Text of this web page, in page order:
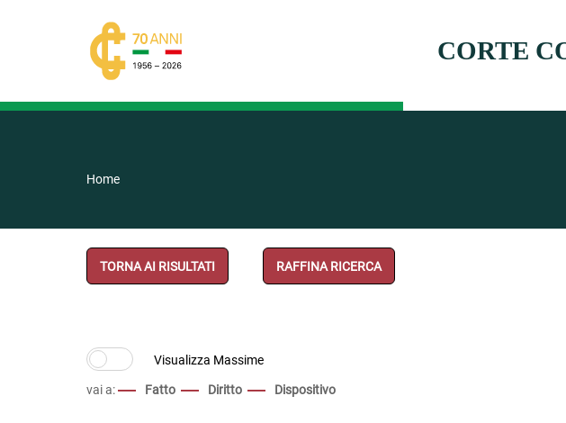
CORTE
Home
TORNA AI RISULTATI RAFFINA RICERCA
vai a: Fatto Diritto Dispositivo